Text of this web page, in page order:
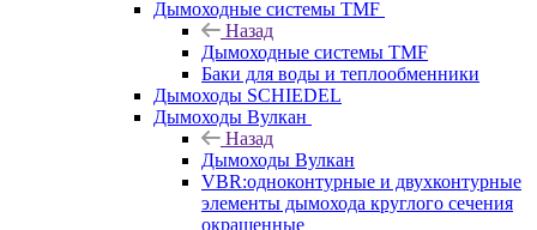
Дымоходные системы TMF
Назад
Дымоходные системы TMF
Баки для воды и теплообменники
Дымоходы SCHIEDEL
Дымоходы Вулкан
Назад
Дымоходы Вулкан
VBR:одноконтурные и двухконтурные
элементы дымохода круглого сечения
окрашенные